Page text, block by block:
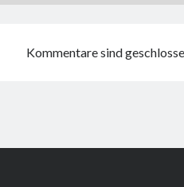
Kommentare sind